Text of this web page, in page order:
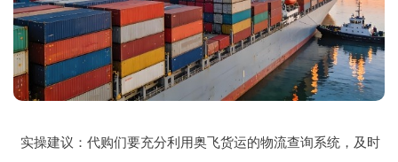
实操建议：代购们要充分利用奥飞货运的物流查询系统，及时